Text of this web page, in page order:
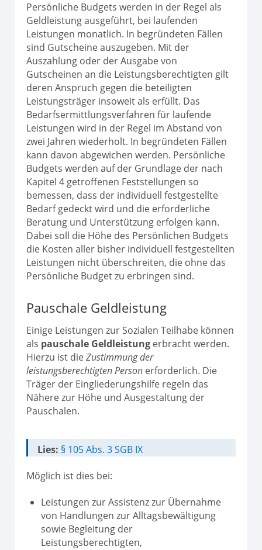
Persönliche Budgets werden in der Regel als
Geldleistung ausgeführt, bei laufenden
Leistungen monatlich. In begründeten Fällen
sind Gutscheine auszugeben. Mit der
Auszahlung oder der Ausgabe von
Gutscheinen an die Leistungsberechtigten gilt
deren Anspruch gegen die beteiligten
Leistungsträger insoweit als erfüllt. Das
Bedarfsermittlungsverfahren für laufende
Leistungen wird in der Regel im Abstand von
zwei Jahren wiederholt. In begründeten Fällen
kann davon abgewichen werden. Persönliche
Budgets werden auf der Grundlage der nach
Kapitel 4 getroffenen Feststellungen so
bemessen, dass der individuell festgestellte
Bedarf gedeckt wird und die erforderliche
Beratung und Unterstützung erfolgen kann.
Dabei soll die Höhe des Persönlichen Budgets
die Kosten aller bisher individuell festgestellten
Leistungen nicht überschreiten, die ohne das
Persönliche Budget zu erbringen sind.
Pauschale Geldleistung
Einige Leistungen zur Sozialen Teilhabe können
als pauschale Geldleistung erbracht werden.
Hierzu ist dieZustimmung der
leistungsberechtigten Person erforderlich. Die
Träger der Eingliederungshilfe regeln das
Nähere zur Höhe und Ausgestaltung der
Pauschalen.
Lies: § 105 Abs. 3 SGB IX
Möglich ist dies bei:
Leistungen zur Assistenz zur Übernahme
von Handlungen zur Alltagsbewältigung
sowie Begleitung der
Leistungsberechtigten,